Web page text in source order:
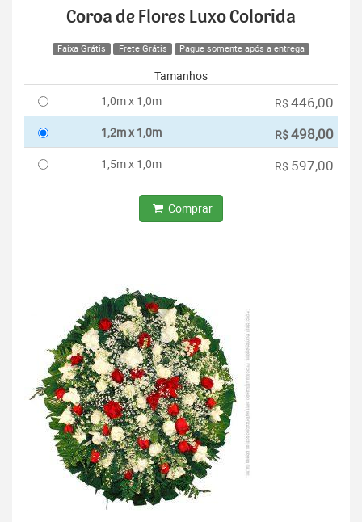
Coroa de Flores Luxo Colorida
Faixa Grátis Frete Grátis Pague somente após a entrega
Tamanhos
1,0m x 1,0m
R$ 446,00
1,2m x 1,0m R$498,00
1,5m x 1,0m R$ 597,00
Comprar